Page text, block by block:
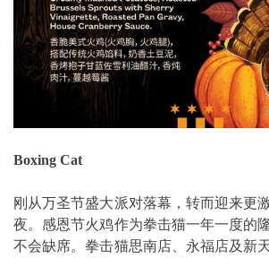
Boxing Cat
刚从万圣节盛大派对落幕，转而迎来更
夜。感恩节火鸡作为拳击猫一年一度的
不会缺席。拳击猫思南店、永福店及新